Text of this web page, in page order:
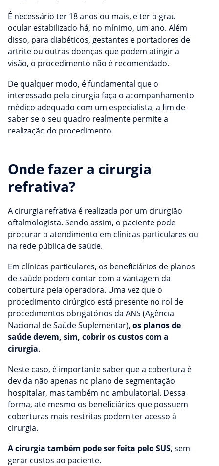
É necessário ter 18 anos ou mais, e ter o grau
ocular estabilizado há, no mínimo, um ano. Além
disso, para diabéticos, gestantes e portadores de
artrite ou outras doenças que podem atingir a
visão, o procedimento não é recomendado.
De qualquer modo, é fundamental que o
interessado pela cirurgia faça o acompanhamento
médico adequado com um especialista, a fim de
saber se o seu quadro realmente permite a
realização do procedimento.
Onde fazer a cirurgia
refrativa?
A cirurgia refrativa é realizada por um cirurgião
oftalmologista. Sendo assim, o paciente pode
procurar o atendimento em clínicas particulares ou
na rede pública de saúde.
Em clínicas particulares, os beneficiários de planos
de saúde podem contar com a vantagem da
cobertura pela operadora. Uma vez que o
procedimento cirúrgico está presente no rol de
procedimentos obrigatórios da ANS (Agência
Nacional de Saúde Suplementar), os planos de
saúde devem, sim, cobrir os custos com a
cirurgia.
Neste caso, é importante saber que a cobertura é
devida não apenas no plano de segmentação
hospitalar, mas também no ambulatorial. Dessa
forma, até mesmo os beneficiários que possuem
coberturas mais restritas podem ter acesso à
cirurgia.
A cirurgia também pode ser feita pelo SUS, sem
gerar custos ao paciente.